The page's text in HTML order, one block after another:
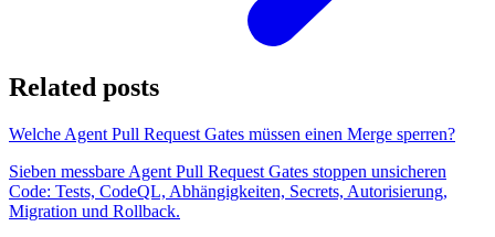
Related posts
Welche Agent Pull Request Gates müssen einen Merge sperren?
Sieben messbare Agent Pull Request Gates stoppen unsicheren
Code: Tests, CodeQL, Abhängigkeiten, Secrets, Autorisierung,
Migration und Rollback.